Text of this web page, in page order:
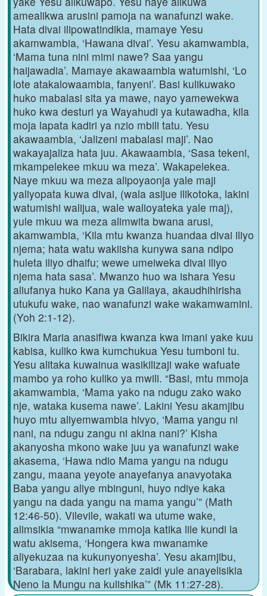
amealikwa arusini pamoja na wanafunzi wake.
Hata divai ilipowatindikia, mamaye Yesu
akamwambia, ‘Hawana divai’. Yesu akamwambia,
‘Mama tuna nini mimi nawe? Saa yangu
haijawadia’. Mamaye akawaambia watumishi, ‘Lo
lote atakalowaambia, fanyeni’. Basi kulikuwako
huko mabalasi sita ya mawe, nayo yamewekwa
huko kwa desturi ya Wayahudi ya kutawadha, kila
moja lapata kadiri ya nzio mbili tatu. Yesu
akawaambia, ‘Jalizeni mabalasi maji’. Nao
wakayajaliza hata juu. Akawaambia, ‘Sasa tekeni,
mkampelekee mkuu wa meza’. Wakapelekea.
Naye mkuu wa meza alipoyaonja yale maji
yaliyopata kuwa divai, (wala asijue ilikotoka, lakini
watumishi walijua, wale walioyateka yale maj),
yule mkuu wa meza alimwita bwana arusi,
akamwambia, ‘Kila mtu kwanza huandaa divai iliyo
njema; hata watu wakiisha kunywa sana ndipo
huleta iliyo dhaifu; wewe umeiweka divai iliyo
njema hata sasa’. Mwanzo huo wa ishara Yesu
aliufanya huko Kana ya Galilaya, akaudhihirisha
utukufu wake, nao wanafunzi wake wakamwamini.
(Yoh 2:1-12).
Bikira Maria anasifiwa kwanza kwa imani yake kuu
kabisa, kuliko kwa kumchukua Yesu tumboni tu.
Yesu alitaka kuwainua wasikilizaji wake wafuate
mambo ya roho kuliko ya mwili. “Basi, mtu mmoja
akamwambia, ‘Mama yako na ndugu zako wako
nje, wataka kusema nawe’. Lakini Yesu akamjibu
huyo mtu aliyemwambia hivyo, ‘Mama yangu ni
nani, na ndugu zangu ni akina nani?’ Kisha
akanyosha mkono wake juu ya wanafunzi wake
akasema, ‘Hawa ndio Mama yangu na ndugu
zangu, maana yeyote anayefanya anavyotaka
Baba yangu aliye mbinguni, huyo ndiye kaka
yangu na dada yangu na mama yangu’” (Math
12:46-50). Vilevile, wakati wa utume wake,
alimsikia “mwanamke mmoja katika lile kundi la
watu akisema, ‘Hongera kwa mwanamke
aliyekuzaa na kukunyonyesha’. Yesu akamjibu,
‘Barabara, lakini heri yake zaidi yule anayelisikia
Neno la Mungu na kulishika’” (Mk 11:27-28).